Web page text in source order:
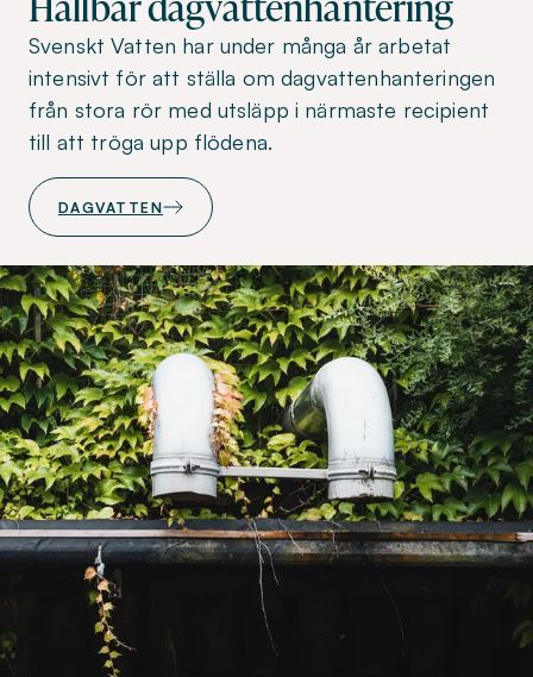
Svenskt Vatten har under många år arbetat
intensivt för att ställa om dagvattenhanteringen
från stora rör med utsläpp i närmaste recipient
till att tröga upp flödena.
DAGVATTEN